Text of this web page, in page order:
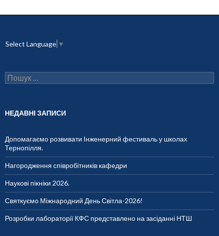
Select Language ▼
П
о
к
НЕДАВНІ ЗАПИСИ
Допомагаємо розвивати Інженерний фестиваль у школах
Тернопілля.
Нагородження співробітників кафедри
Наукові пікніки 2026.
Святкуємо Міжнародний День Світла-2026!
Розробки лабораторії КФС представлено на засіданні НТШ